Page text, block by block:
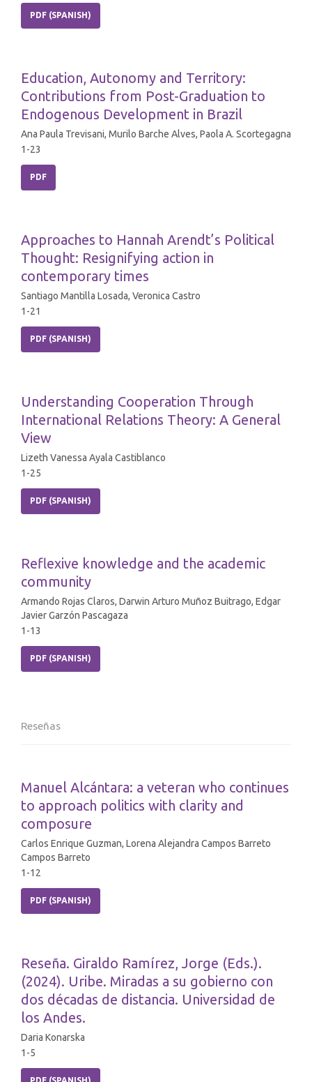
PDF (SPANISH)
Education, Autonomy and Territory:
Contributions from Post-Graduation to
Endogenous Development in Brazil
Ana Paula Trevisani, Murilo Barche Alves, Paola A. Scortegagna
1-23
PDF
Approaches to Hannah Arendt’s Political
Thought: Resignifying action in
contemporary times
Santiago Mantilla Losada, Veronica Castro
1-21
PDF (SPANISH)
Understanding Cooperation Through
International Relations Theory: A General
View
Lizeth Vanessa Ayala Castiblanco
1-25
PDF (SPANISH)
Reflexive knowledge and the academic
community
Armando Rojas Claros, Darwin Arturo Muñoz Buitrago, Edgar
Javier Garzón Pascagaza
1-13
PDF (SPANISH)
Reseñas
Manuel Alcántara: a veteran who continues
to approach politics with clarity and
composure
Carlos Enrique Guzman, Lorena Alejandra Campos Barreto
Campos Barreto
1-12
PDF (SPANISH)
Reseña. Giraldo Ramírez, Jorge (Eds.).
(2024). Uribe. Miradas a su gobierno con
dos décadas de distancia. Universidad de
los Andes.
Daria Konarska
1-5
PDF (SPANISH)